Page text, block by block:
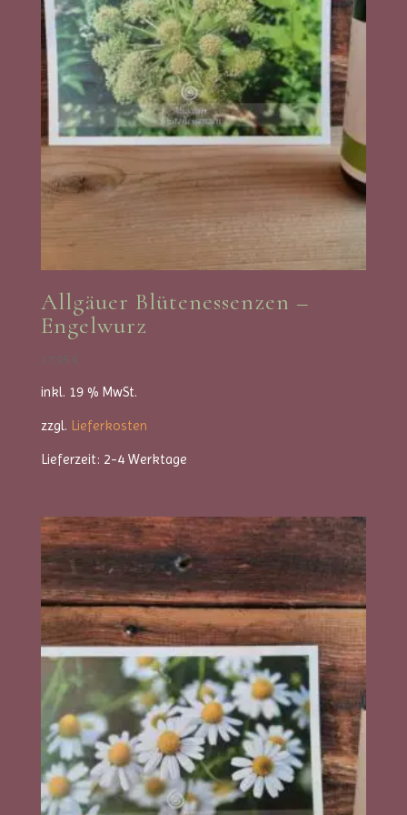
Allgäuer Blütenessenzen –
Engelwurz
17,95 €
inkl. 19 % MwSt.
zzgl. Lieferkosten
Lieferzeit: 2-4 Werktage